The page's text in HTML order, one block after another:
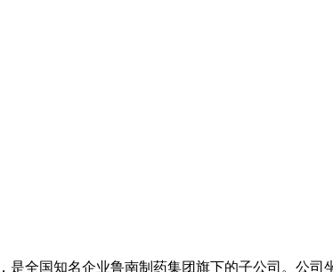
全国知名企业鲁南制药集团旗下的子公司。公